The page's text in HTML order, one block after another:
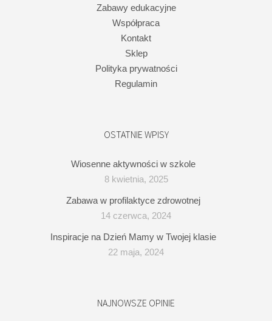
Zabawy edukacyjne
Współpraca
Kontakt
Sklep
Polityka prywatności
Regulamin
OSTATNIE WPISY
Wiosenne aktywności w szkole
8 kwietnia, 2025
Zabawa w profilaktyce zdrowotnej
14 czerwca, 2024
Inspiracje na Dzień Mamy w Twojej klasie
22 maja, 2024
NAJNOWSZE OPINIE